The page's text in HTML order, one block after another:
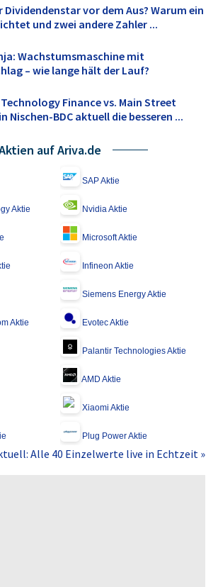
Dividendenstar vor dem Aus? Warum ein
und zwei andere Zahler ...
Wachstumsmaschine mit
– wie lange hält der Lauf?
Finance vs. Main Street
Nischen-BDC aktuell die besseren ...
auf Ariva.de
SAP Aktie
Aktie Nvidia Aktie
Microsoft Aktie
Infineon Aktie
Siemens Energy Aktie
Aktie Evotec Aktie
Palantir Technologies Aktie
AMD Aktie
Xiaomi Aktie
Plug Power Aktie
Alle 40 Einzelwerte live in Echtzeit »